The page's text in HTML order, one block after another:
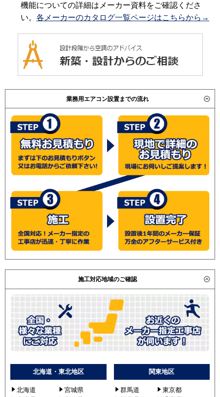
機能についての詳細はメーカー資料をご確認くださ
い。 各メーカーのカタログ一覧ページはこちらから→
業務用エアコン設置までの流れ
施工対応地域のご確認
北海道・東北地区
北海道
宮城県
関東地区
群馬道
東京都